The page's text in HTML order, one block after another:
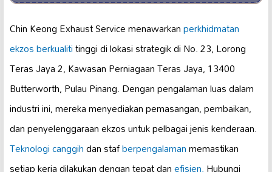
Chin Keong Exhaust Service menawarkanperkhidmatan
ekzos berkualititinggi di lokasi strategik di No. 23, Lorong
Teras Jaya 2, Kawasan Perniagaan Teras Jaya, 13400
Butterworth, Pulau Pinang. Dengan pengalaman luas dalam
industri ini, mereka menyediakan pemasangan, pembaikan,
dan penyelenggaraan ekzos untuk pelbagai jenis kenderaan.
Teknologi canggihdan stafberpengalamanmemastikan